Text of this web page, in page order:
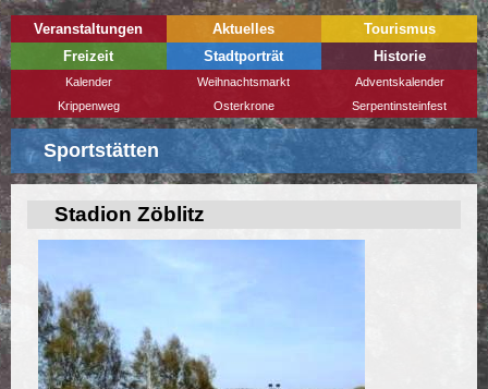
Veranstaltungen Aktuelles
Tourismus
Freizeit
Stadtporträt Historie
Kalender Weihnachtsmarkt
Adventskalender
Krippenweg
Osterkrone Serpentinsteinfest
Sportstätten
Stadion Zöblitz